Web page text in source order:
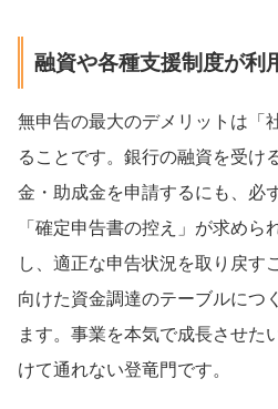
融資や各種支援制度が利
無申告の最大のデメリットは「
ることです。銀行の融資を受け
金・助成金を申請するにも、必
「確定申告書の控え」が求めら
し、適正な申告状況を取り戻す
向けた資金調達のテーブルにつ
ます。事業を本気で成長させた
けて通れない登竜門です。